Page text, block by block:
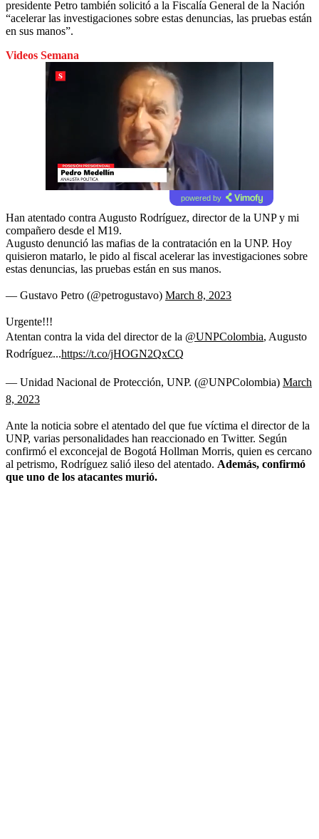
presidente Petro también solicitó a la Fiscalía General de la Nación
“acelerar las investigaciones sobre estas denuncias, las pruebas están
en sus manos”.
Videos Semana
powered by
Han atentado contra Augusto Rodríguez, director de la UNP y mi
compañero desde el M19.
Augusto denunció las mafias de la contratación en la UNP. Hoy
quisieron matarlo, le pido al fiscal acelerar las investigaciones sobre
estas denuncias, las pruebas están en sus manos.
— Gustavo Petro (@petrogustavo) March 8, 2023
Urgente!!!
Atentan contra la vida del director de la @UNPColombia, Augusto
Rodríguez...https://t.co/jHOGN2QxCQ
— Unidad Nacional de Protección, UNP. (@UNPColombia) March
8, 2023
Ante la noticia sobre el atentado del que fue víctima el director de la
UNP, varias personalidades han reaccionado en Twitter. Según
confirmó el exconcejal de Bogotá Hollman Morris, quien es cercano
al petrismo, Rodríguez salió ileso del atentado. Además, confirmó
que uno de los atacantes murió.